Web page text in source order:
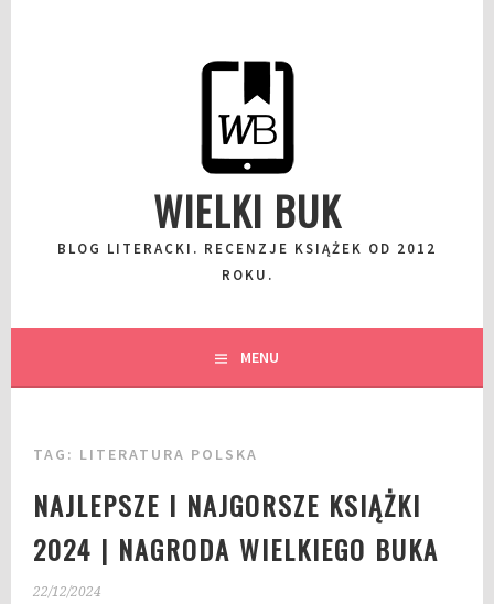
WIELKI BUK
BLOG LITERACKI. RECENZJE KSIĄŻEK OD 2012
ROKU.
MENU
TAG: LITERATURA POLSKA
NAJLEPSZE I NAJGORSZE KSIĄŻKI
2024 | NAGRODA WIELKIEGO BUKA
22/12/2024